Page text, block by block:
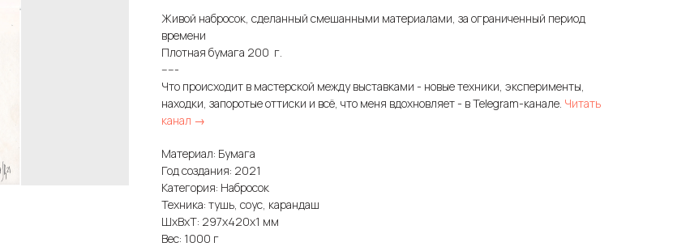
Живой набросок, сделанный смешанными материалами, за ограниченный период
времени
Плотная бумага 200 г.
-----
Что происходит в мастерской между выставками - новые техники, эксперименты,
находки, запоротые оттиски и всё, что меня вдохновляет - в Telegram-канале. Читать
канал →
Материал: Бумага
Год создания: 2021
Категория: Набросок
Техника: тушь, соус, карандаш
ШxВxТ: 297x420x1 мм
Вес: 1000 г